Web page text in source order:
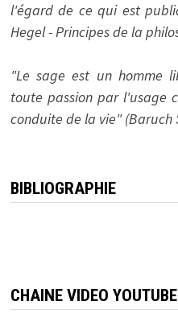
l'égard de ce qui est
Hegel - Principes de la
"Le sage est un homme
toute passion par l'usage
conduite de la vie" (Baruch
BIBLIOGRAPHIE
CHAINE VIDEO YOUTUBE